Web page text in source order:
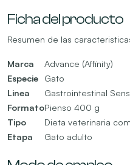
Ficha del producto
Resumen de las
Marca
Advance (Affinity)
Especie
Gato
Linea
Gastrointestinal
FormatoPienso 400 g
Tipo
Dieta veterinaria
Etapa
Gato adulto